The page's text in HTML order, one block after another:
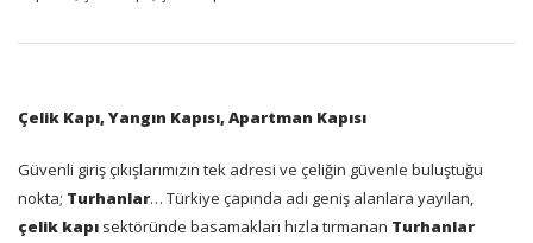
Çelik Kapı, Yangın Kapısı, Apartman Kapısı
Güvenli giriş çıkışlarımızın tek adresi ve çeliğin güvenle buluştuğu
nokta; Turhanlar… Türkiye çapında adı geniş alanlara yayılan,
çelik kapı sektöründe basamakları hızla tırmanan Turhanlar